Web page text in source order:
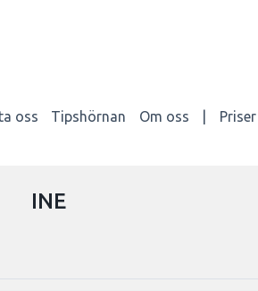
oss Tipshörnan Om oss
INE